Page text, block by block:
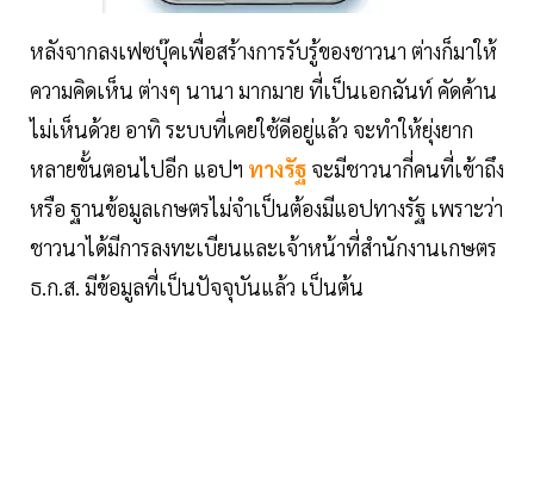
หลังจากลงเฟซบุ๊คเพื่อสร้างการรับรู้ของชาวนา ต่างก็มาให้
ความคิดเห็น ต่างๆ นานา มากมาย ที่เป็นเอกฉันท์ คัดค้าน
ไม่เห็นด้วย อาทิ ระบบที่เคยใช้ดีอยู่แล้ว จะทำให้ยุ่งยาก
หลายขั้นตอนไปอีก แอปฯ ทางรัฐ จะมีชาวนากี่คนที่เข้าถึง
หรือ ฐานข้อมูลเกษตรไม่จำเป็นต้องมีแอปทางรัฐ เพราะว่า
ชาวนาได้มีการลงทะเบียนและเจ้าหน้าที่สำนักงานเกษตร
ธ.ก.ส. มีข้อมูลที่เป็นปัจจุบันแล้ว เป็นต้น